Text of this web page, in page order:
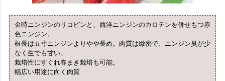
金時ニンジンのリコピンと、西洋ニンジンのカロテンを併せもつ赤
色ニンジン。
根長は五寸ニンジンよりやや長め。肉質は緻密で、ニンジン臭が少
なく生でも甘い。
栽培性にすぐれ春まき栽培も可能。
幅広い用途に向く肉質